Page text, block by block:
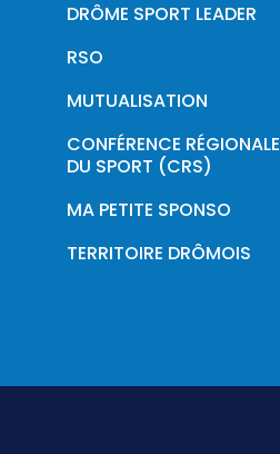
DRÔME SPORT LEADER
RSO
MUTUALISATION
CONFÉRENCE RÉGIONALE
DU SPORT (CRS)
MA PETITE SPONSO
TERRITOIRE DRÔMOIS